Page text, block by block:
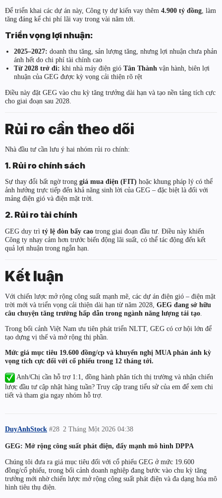
Để triển khai các dự án này, Công ty dự kiến vay thêm 4.900 tỷ đồng , làm
tăng đáng kể chi phí lãi vay trong vài năm tới.
Triển vọng lợi nhuận:
2025–2027: doanh thu tăng, sản lượng tăng, nhưng lợi nhuận chưa phản
ánh hết do chi phí tài chính cao
Từ 2028 trở đi: khi nhà máy điện gió Tân Thànhvận hành, biên lợi
nhuận của GEG được kỳ vọng cải thiện rõ rệt
Điều này đặt GEG vào chu kỳ tăng trưởng dài hạn và tạo nền tảng tích cực
cho giai đoạn sau 2028.
Rủi ro cần theo dõi
Nhà đầu tư cần lưu ý hai nhóm rủi ro chính:
1. Rủi ro chính sách
Sự thay đổi bất ngờ trong giá mua điện (FIT) hoặc khung pháp lý có thể
ảnh hưởng trực tiếp đến khả năng sinh lời của GEG – đặc biệt là đối với
mảng điện gió và điện mặt trời.
2. Rủi ro tài chính
GEG duy trì tỷ lệ đòn bẩy cao trong giai đoạn đầu tư. Điều này khiến
Công ty nhạy cảm hơn trước biến động lãi suất, có thể tác động đến kết
quả lợi nhuận trong ngắn hạn.
Kết luận
Với chiến lược mở rộng công suất mạnh mẽ, các dự án điện gió – điện mặt
trời mới và triển vọng cải thiện dài hạn từ năm 2028, GEG đang sở hữu
câu chuyện tăng trưởng hấp dẫn trong ngành năng lượng tái tạo
Trong bối cảnh Việt Nam ưu tiên phát triển NLTT, GEG có cơ hội lớn để
tạo dựng vị thế và mở rộng thị phần.
Mức giá mục tiêu 19.600 đồng/cp và khuyến nghị MUA phản ánh kỳ
vọng tích cực đối với cổ phiếu trong 12 tháng tới.
Anh/Chị cần hỗ trợ 1:1, đồng hành phân tích thị trường và nhận chiến
lược đầu tư cập nhật hàng tuần? Truy cập trang tiểu sử của em để xem chi
tiết và tham gia ngay nhóm hỗ trợ.
DuyAnhStock 2 Tháng Một 2026 04:38
#28
GEG: Mở rộng công suất phát điện, đẩy mạnh mô hình DPPA
Chúng tôi đưa ra giá mục tiêu đối với cổ phiếu GEG ở mức 19.600
đồng/cổ phiếu, trong bối cảnh doanh nghiệp đang bước vào chu kỳ tăng
trưởng mới nhờ chiến lược mở rộng công suất phát điện và đa dạng hóa mô
hình tiêu thụ điện.